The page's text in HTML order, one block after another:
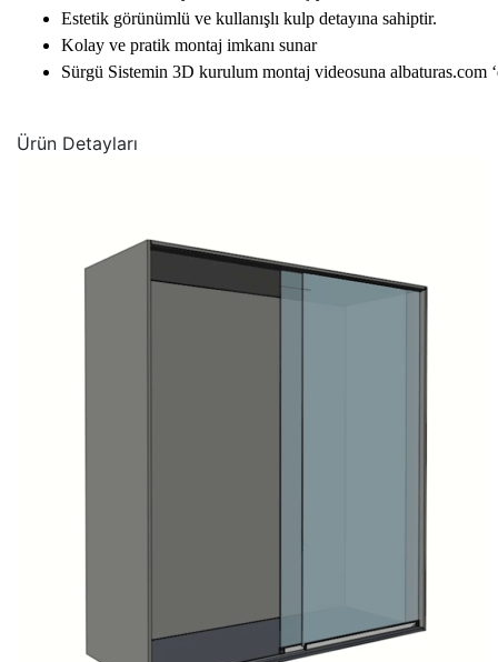
Estetik görünümlü ve kullanışlı kulp detayına sahiptir.
Kolay ve pratik montaj imkanı sunar
Sürgü Sistemin 3D kurulum montaj videosuna albaturas.com
Ürün Detayları